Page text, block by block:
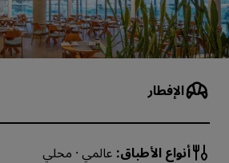
الإفطار
أنواع الأطباق: عالمي · محلي